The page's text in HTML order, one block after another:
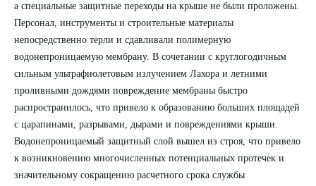
а специальные защитные переходы на крыше не были проложены.
Персонал, инструменты и строительные материалы
непосредственно терли и сдавливали полимерную
водонепроницаемую мембрану. В сочетании с круглогодичным
сильным ультрафиолетовым излучением Лахора и летними
проливными дождями повреждение мембраны быстро
распространилось, что привело к образованию больших площадей
с царапинами, разрывами, дырами и повреждениями крыши.
Водонепроницаемый защитный слой вышел из строя, что привело
к возникновению многочисленных потенциальных протечек и
значительному сокращению расчетного срока службы